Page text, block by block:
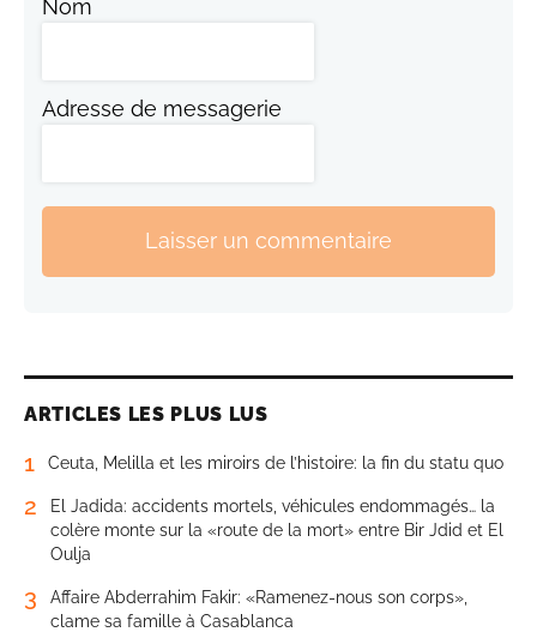
Nom
Adresse de messagerie
Laisser un commentaire
ARTICLES LES PLUS LUS
1 Ceuta, Melilla et les miroirs de l’histoire: la fin du statu quo
2
El Jadida: accidents mortels, véhicules endommagés… la
colère monte sur la «route de la mort» entre Bir Jdid et El
Oulja
3
Affaire Abderrahim Fakir: «Ramenez-nous son corps»,
clame sa famille à Casablanca